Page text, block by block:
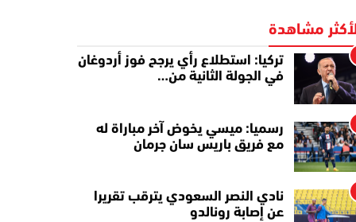
مشاهدة
تركيا: استطلاع رأي يرجح فوز أردوغان
في الجولة الثانية من…
رسميا: ميسي يخوض آخر مباراة له
مع فريق باريس سان جرمان
نادي النصر السعودي يترقب تقريرا
عن إصابة رونالدو